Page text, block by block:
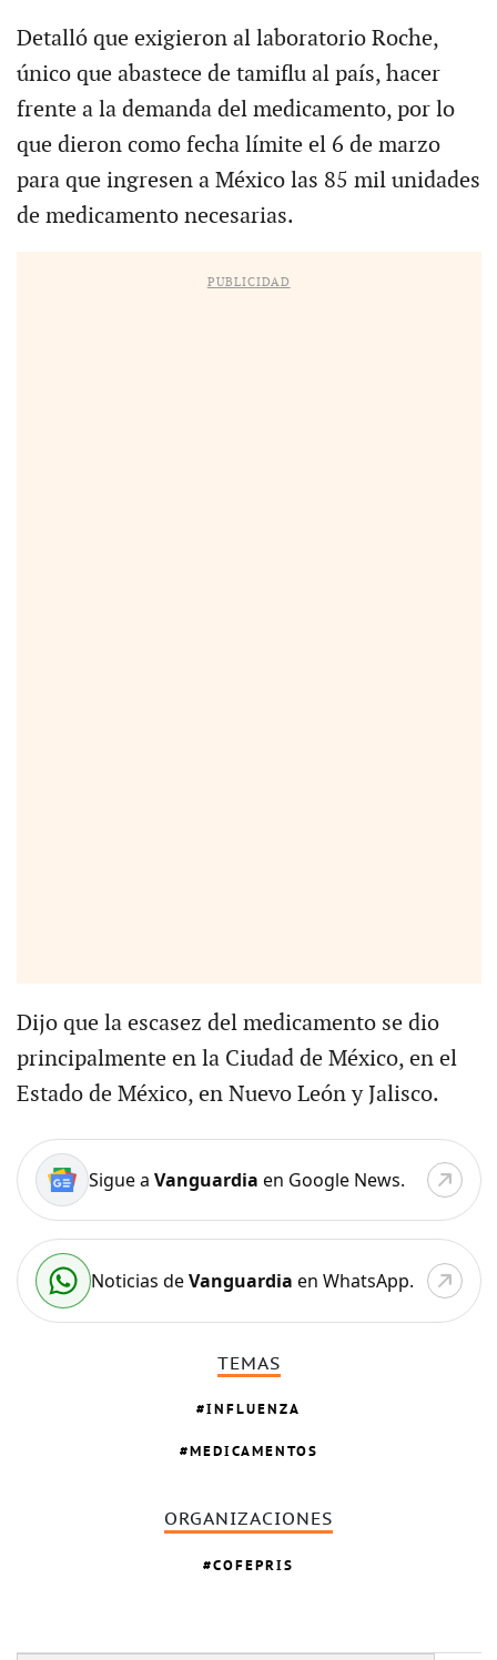
Detalló que exigieron al laboratorio Roche,
único que abastece de tamiflu al país, hacer
frente a la demanda del medicamento, por lo
que dieron como fecha límite el 6 de marzo
para que ingresen a México las 85 mil unidades
de medicamento necesarias.
PUBLICIDAD
Dijo que la escasez del medicamento se dio
principalmente en la Ciudad de México, en el
Estado de México, en Nuevo León y Jalisco.
Sigue a Vanguardia en Google News.
Noticias deVanguardia en WhatsApp.
TEMAS
INFLUENZA
MEDICAMENTOS
ORGANIZACIONES
COFEPRIS